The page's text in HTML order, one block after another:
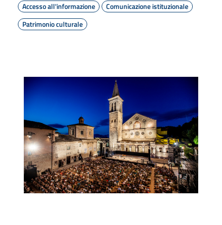
Accesso all'informazione
Comunicazione istituzionale
Patrimonio culturale